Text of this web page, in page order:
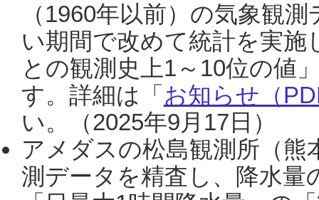
（1960年以前）の気象観
い期間で改めて統計を実
との観測史上1～10位の値
す。詳細は「 お知らせ（
い。（2025年9月17日）
アメダスの松島観測所（熊
測データを精査し、降水